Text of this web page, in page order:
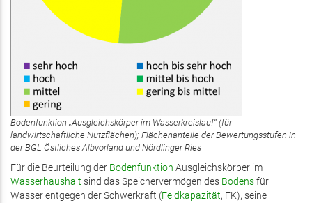
Bodenfunktion „Ausgleichskörper im Wasserkreislauf“ (für
landwirtschaftliche Nutzflächen); Flächenanteile der Bewertungsstufen in
der BGL Östliches Albvorland und Nördlinger Ries
Für die Beurteilung der Bodenfunktion Ausgleichskörper im
Wasserhaushalt sind das Speichervermögen des Bodensfür
Wasser entgegen der Schwerkraft (Feldkapazität, FK), seine